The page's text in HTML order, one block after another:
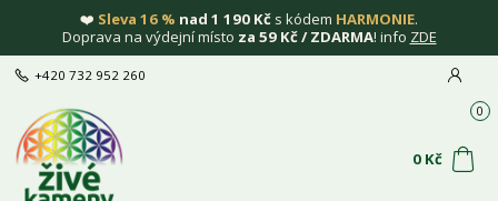
❤️ Sleva 16 % nad 1 190 Kč s kódem HARMONIE.
Doprava na výdejní místo za 59 Kč / ZDARMA! info ZDE
+420 732 952 260
0
0 Kč